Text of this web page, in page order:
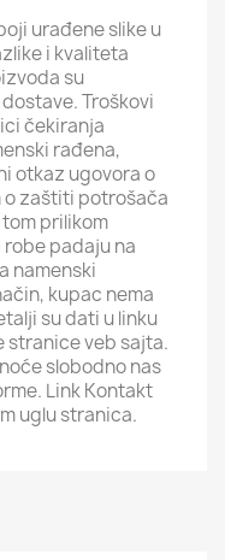
urađene slike u
i kvaliteta
su
Troškovi
čekiranja
rađena,
otkaz ugovora o
o zaštiti potrošača
prilikom
padaju na
namenski
kupac nema
su dati u linku
stranice veb sajta.
slobodno nas
Link Kontakt
uglu stranica.